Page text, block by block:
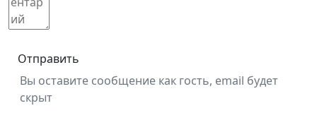
Отправить
Вы оставите сообщение как гость, email будет
скрыт